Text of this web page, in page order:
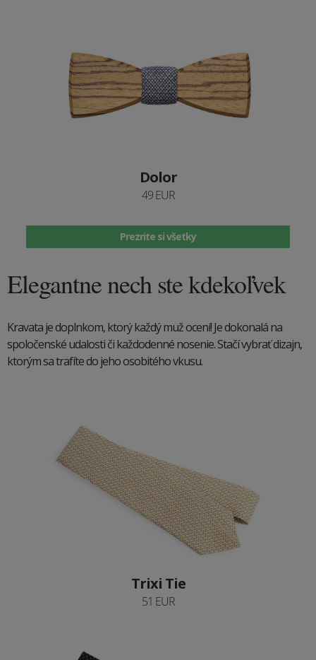
Dolor
49 EUR
Prezrite si všetky
Elegantne nech ste kdekoľvek
Kravata je doplnkom, ktorý každý muž ocení! Je dokonalá na
spoločenské udalosti či každodenné nosenie. Stačí vybrať dizajn,
ktorým sa trafíte do jeho osobitého vkusu.
Trixi Tie
51 EUR